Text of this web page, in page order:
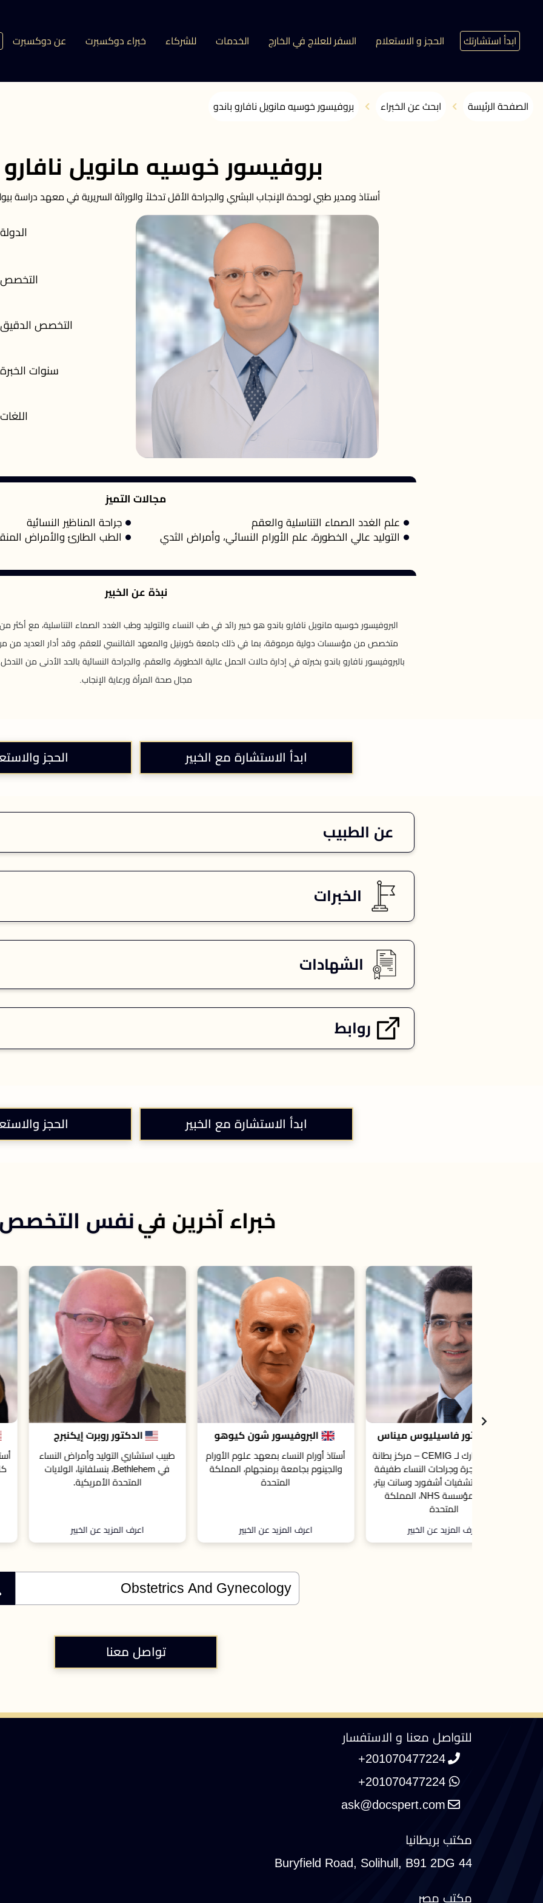
عن دوكسبرت خبراء دوكسبرت للشركاء الخدمات السفر للعلاج في الخارج الحجز و الاستعلام ابدأ استشارتك
الصفحة الرئيسة ابحث عن الخبراء بروفيسور خوسيه مانويل نافارو باندو
بروفيسور خوسيه مانويل نافارو
أستاذ ومدير طبي لوحدة الإنجاب البشري والجراحة الأقل تدخلاً والوراثة السريرية في معهد دراسة
الدولة
التخصص
التخصص الدقيق
سنوات الخبرة
اللغات
مجالات التميز
علم الغدد الصماء التناسلية والعقم
التوليد عالي الخطورة، علم الأورام النسائي، وأمراض الثدي
جراحة المناظير النسائية
الطب الطارئ والأمراض
نبذة عن الخبير
متخصص من مؤسسات دولية مرموقة، بما في ذلك جامعة كورنيل والمعهد الفالنسي للعقم، وقد أدار العديد من
بالبروفيسور نافارو باندو بخبرته في إدارة حالات الحمل عالية الخطورة، والعقم، والجراحة النسائية بالحد الأدنى من
مجال صحة المرأة ورعاية الإنجاب.
ابدأ الاستشارة مع الخبير الحجز
عن الطبيب
الخبرات
الشهادات
روابط
ابدأ الاستشارة مع الخبير الحجز
خبراء آخرين في نفس التخصص
البروفيسور شون كيوهو
أستاذ أورام النساء بمعهد علوم الأورام
والجينوم بجامعة برمنجهام، المملكة
المتحدة
اعرف المزيد عن الخبير
الدكتور روبرت إيكنبرج
طبيب استشاري التوليد وأمراض النساء
في Bethlehem، بنسلفانيا، الولايات
اعرف المزيد عن الخبير
بروفيسور سيلفينا إم.
أستاذة في قسم أمراض النساء
كلية إي في إم إس، نورفولك،
الولايات المتحدة الأمريكية
اعرف المزيد عن الخبير
تواصل معنا
للتواصل معنا و الاستفسار
+201070477224
+201070477224
مكتب بريطانيا
44 Buryfield Road, Solihull, B91 2DG
مكتب مصر